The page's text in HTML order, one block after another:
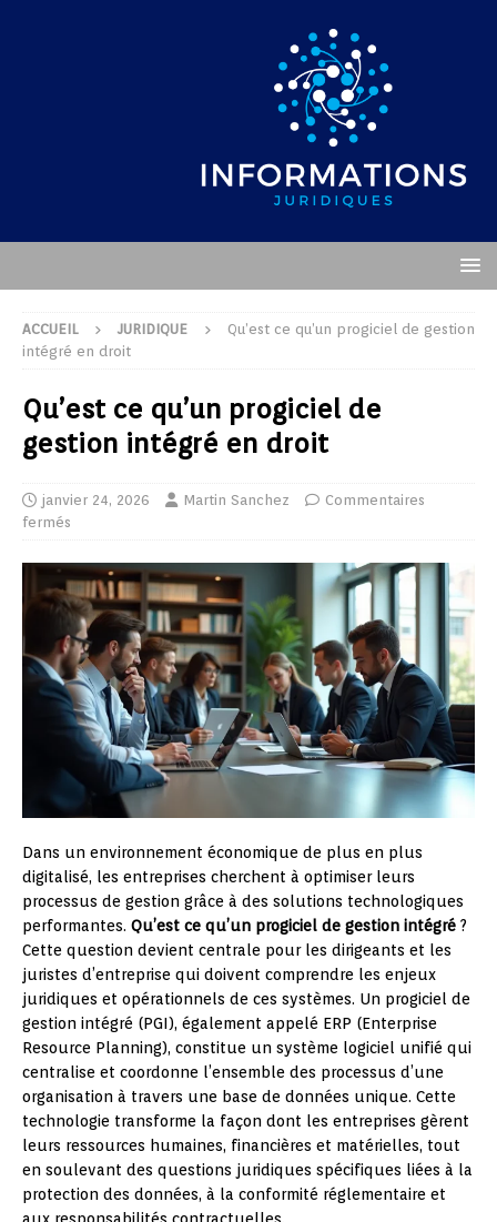
ACCUEIL JURIDIQUE
Qu’est ce qu’un progiciel de gestion
intégré en droit
Qu’est ce qu’un progiciel de
gestion intégré en droit
janvier 24, 2026 Martin Sanchez
Commentaires
fermés
Dans un environnement économique de plus en plus
digitalisé, les entreprises cherchent à optimiser leurs
processus de gestion grâce à des solutions technologiques
performantes. Qu’est ce qu’un progiciel de gestion intégré ?
Cette question devient centrale pour les dirigeants et les
juristes d’entreprise qui doivent comprendre les enjeux
juridiques et opérationnels de ces systèmes. Un progiciel de
gestion intégré (PGI), également appelé ERP (Enterprise
Resource Planning), constitue un système logiciel unifié qui
centralise et coordonne l’ensemble des processus d’une
organisation à travers une base de données unique. Cette
technologie transforme la façon dont les entreprises gèrent
leurs ressources humaines, financières et matérielles, tout
en soulevant des questions juridiques spécifiques liées à la
protection des données, à la conformité réglementaire et
aux responsabilités contractuelles.